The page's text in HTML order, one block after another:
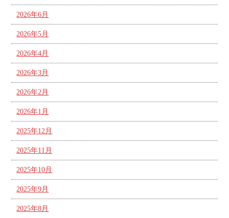
2026年6月
2026年5月
2026年4月
2026年3月
2026年2月
2026年1月
2025年12月
2025年11月
2025年10月
2025年9月
2025年8月